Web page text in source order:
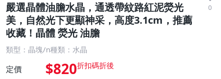
嚴選晶體油膽水晶，通透帶紋路紅泥熒光
美，自然光下更顯神采，高度3.1cm，推薦
收藏！晶體 熒光 油膽
0
類型：晶塊/n種類：水晶
定價 $820